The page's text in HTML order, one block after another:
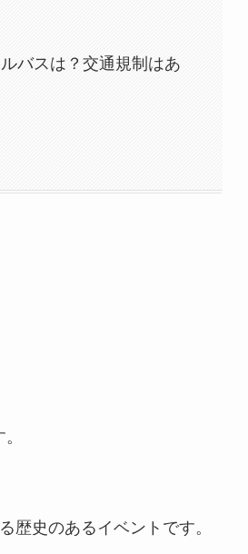
バスは？交通規制はあ
史のあるイベントです。